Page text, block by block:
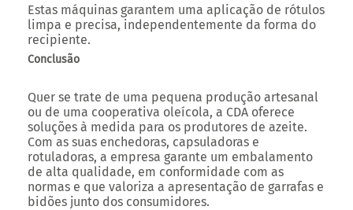
Estas máquinas garantem uma aplicação de rótulos
limpa e precisa, independentemente da forma do
recipiente.
Conclusão
Quer se trate de uma pequena produção artesanal
ou de uma cooperativa oleícola, a CDA oferece
soluções à medida para os produtores de azeite.
Com as suas enchedoras, capsuladoras e
rotuladoras, a empresa garante um embalamento
de alta qualidade, em conformidade com as
normas e que valoriza a apresentação de garrafas e
bidões junto dos consumidores.